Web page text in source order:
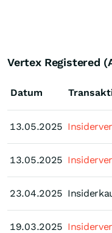
Vertex Registered
Datum
13.05.2025
13.05.2025
23.04.2025
19.03.2025
13.05.2025
13.05.2025
23.04.2025
19.03.2025